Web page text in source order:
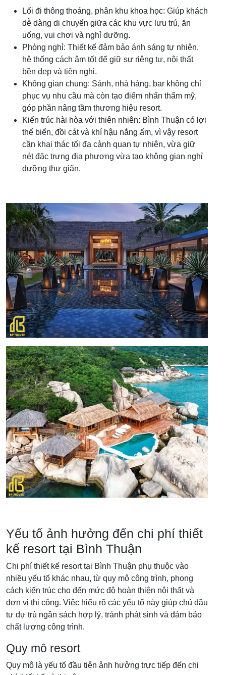
Lối đi thông thoáng, phân khu khoa học: Giúp khách
dễ dàng di chuyển giữa các khu vực lưu trú, ăn
uống, vui chơi và nghỉ dưỡng.
Phòng nghỉ: Thiết kế đảm bảo ánh sáng tự nhiên,
hệ thống cách âm tốt để giữ sự riêng tư, nội thất
bền đẹp và tiện nghi.
Không gian chung: Sảnh, nhà hàng, bar không chỉ
phục vụ nhu cầu mà còn tạo điểm nhấn thẩm mỹ,
góp phần nâng tầm thương hiệu resort.
Kiến trúc hài hòa với thiên nhiên: Bình Thuận có lợi
thế biển, đồi cát và khí hậu nắng ấm, vì vậy resort
cần khai thác tối đa cảnh quan tự nhiên, vừa giữ
nét đặc trưng địa phương vừa tạo không gian nghỉ
dưỡng thư giãn.
Yếu tố ảnh hưởng đến chi phí thiết
kế resort tại Bình Thuận
Chi phí thiết kế resort tại Bình Thuận phụ thuộc vào
nhiều yếu tố khác nhau, từ quy mô công trình, phong
cách kiến trúc cho đến mức độ hoàn thiện nội thất và
đơn vị thi công. Việc hiểu rõ các yếu tố này giúp chủ đầu
tư dự trù ngân sách hợp lý, tránh phát sinh và đảm bảo
chất lượng công trình.
Quy mô resort
Quy mô là yếu tố đầu tiên ảnh hưởng trực tiếp đến chi